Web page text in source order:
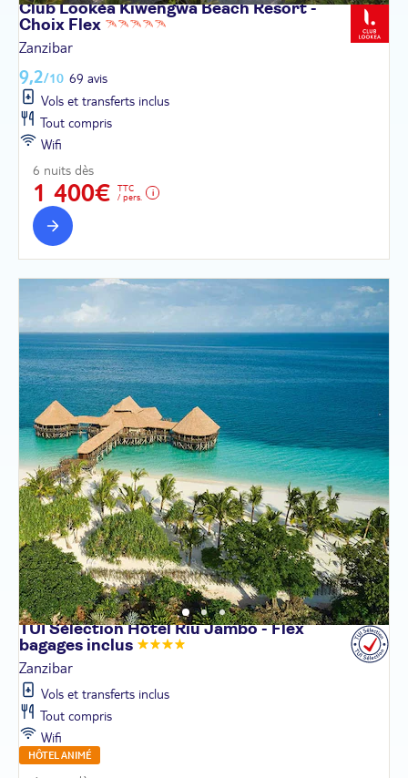
Club Lookéa Kiwengwa Beach Resort -
Choix Flex
Zanzibar
9,2/10 69 avis
Vols et transferts inclus
Tout compris
Wifi
6 nuits dès
1 400€
TTC
/ pers.
TUI Sélection Hôtel Riu Jambo - Flex
bagages inclus
Zanzibar
Vols et transferts inclus
Tout compris
Wifi
HÔTEL ANIMÉ